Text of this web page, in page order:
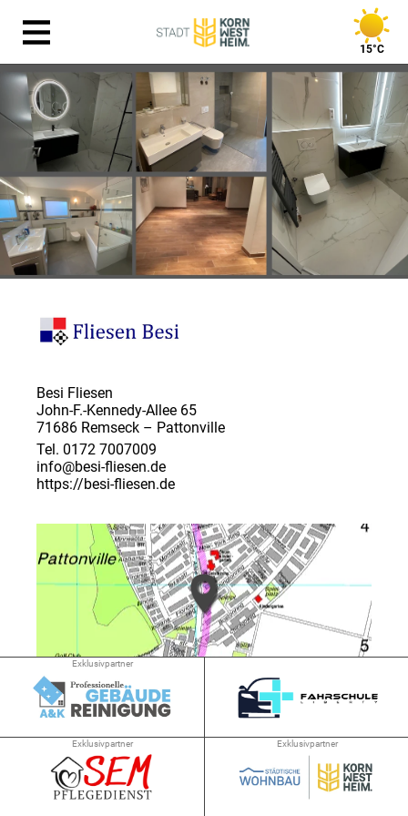
15°C
Besi Fliesen
John-F.-Kennedy-Allee 65
71686 Remseck – Pattonville
Tel. 0172 7007009
info@besi-fliesen.de
https://besi-fliesen.de
Exklusivpartner
Exklusivpartner Exklusivpartner